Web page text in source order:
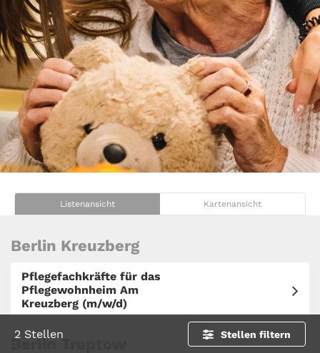
Listenansicht Kartenansicht
Berlin Kreuzberg
Pflegefachkräfte für das
Pflegewohnheim Am
Kreuzberg (m/w/d)
Berlin Treptow
2 Stellen Stellen filtern